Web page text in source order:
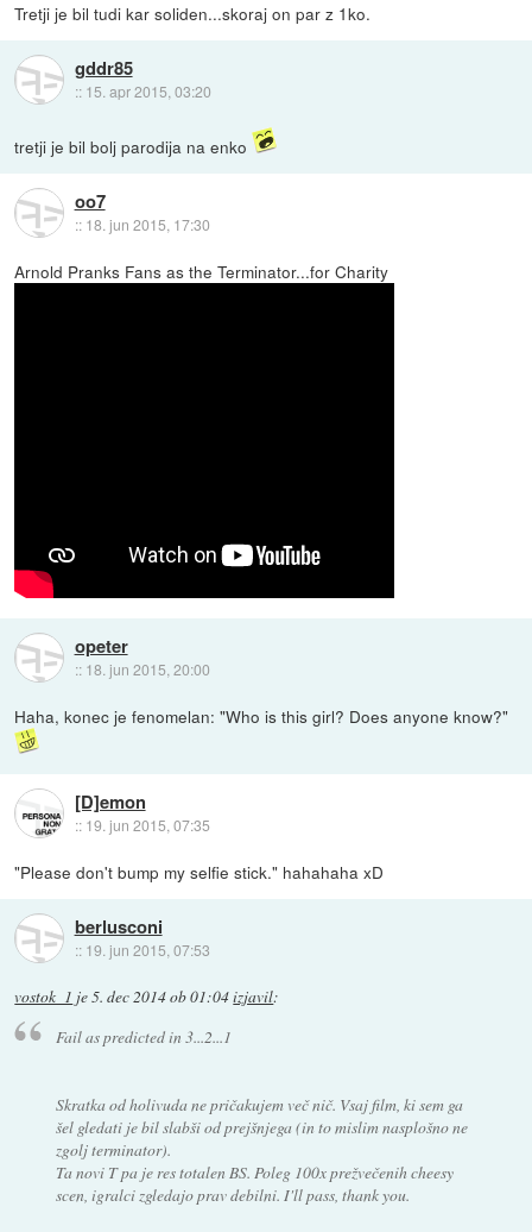
Tretji je bil tudi kar soliden...skoraj on par z 1ko.
gddr85
:: 15. apr 2015, 03:20
tretji je bil bolj parodija na enko
oo7
:: 18. jun 2015, 17:30
Arnold Pranks Fans as the Terminator...for Charity
opeter
:: 18. jun 2015, 20:00
Haha, konec je fenomelan: "Who is this girl? Does anyone know?"
[D]emon
:: 19. jun 2015, 07:35
"Please don't bump my selfie stick." hahahaha xD
berlusconi
:: 19. jun 2015, 07:53
vostok_1 je5. dec 2014 ob 01:04izjavil:
Fail as predicted in 3...2...1
Skratka od holivuda ne pričakujem več nič. Vsaj film, ki sem ga
šel gledati je bil slabši od prejšnjega (in to mislim nasplošno ne
zgolj terminator).
Ta novi T pa je res totalen BS. Poleg 100x prežvečenih cheesy
scen, igralci zgledajo prav debilni. I'll pass, thank you.